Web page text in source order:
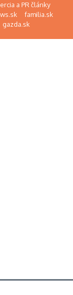
a PR články
familia.sk
gazda.sk